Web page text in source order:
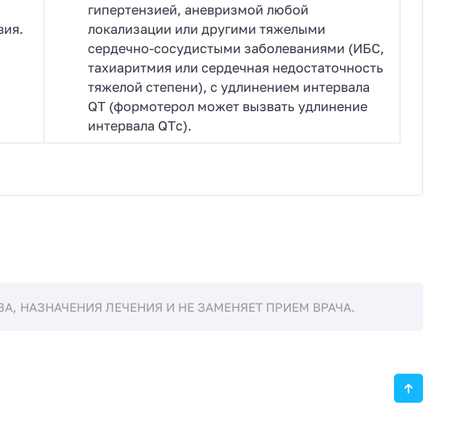
гипертензией, аневризмой любой
локализации или другими тяжелыми
сердечно-сосудистыми заболеваниями (ИБС,
тахиаритмия или сердечная недостаточность
тяжелой степени), с удлинением интервала
QT (формотерол может вызвать удлинение
интервала QTс).
НАЗНАЧЕНИЯ ЛЕЧЕНИЯ И НЕ ЗАМЕНЯЕТ ПРИЕМ ВРАЧА.